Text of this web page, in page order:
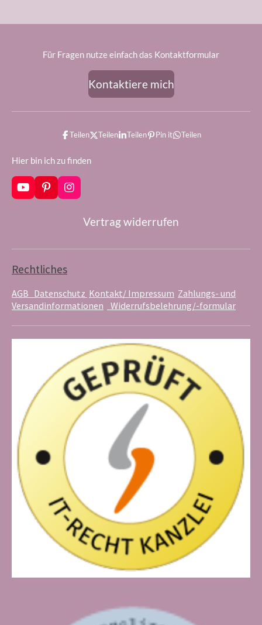
Für Fragen nutze einfach das Kontaktformular
Kontaktiere mich
Teilen Teilen Teilen Pin it Teilen
Hier bin ich zu finden
Y
o
P
i
s
t
I
n
Vertrag widerrufen
Rechtliches
AGB Datenschutz Kontakt/ Impressum Zahlungs- und
Versandinformationen
Widerrufsbelehrung/-formular